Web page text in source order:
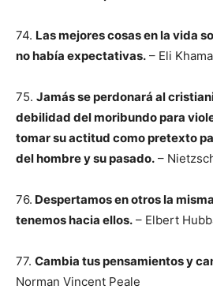
74. Las mejores cosas en la vida
no había expectativas. – Eli
75. Jamás se perdonará al
debilidad del moribundo para
tomar su actitud como pretexto
del hombre y su pasado. –
76. Despertamos en otros la
tenemos hacia ellos. – Elbert
77. Cambia tus pensamientos y
Norman Vincent Peale